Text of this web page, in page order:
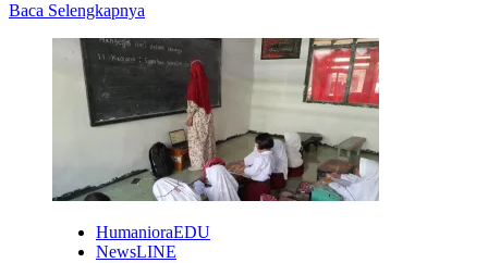
Baca Selengkapnya
about
Atlet
Pencak
Silat
UMBY
Juara
POR
BAPOMI
2021
HumanioraEDU
NewsLINE